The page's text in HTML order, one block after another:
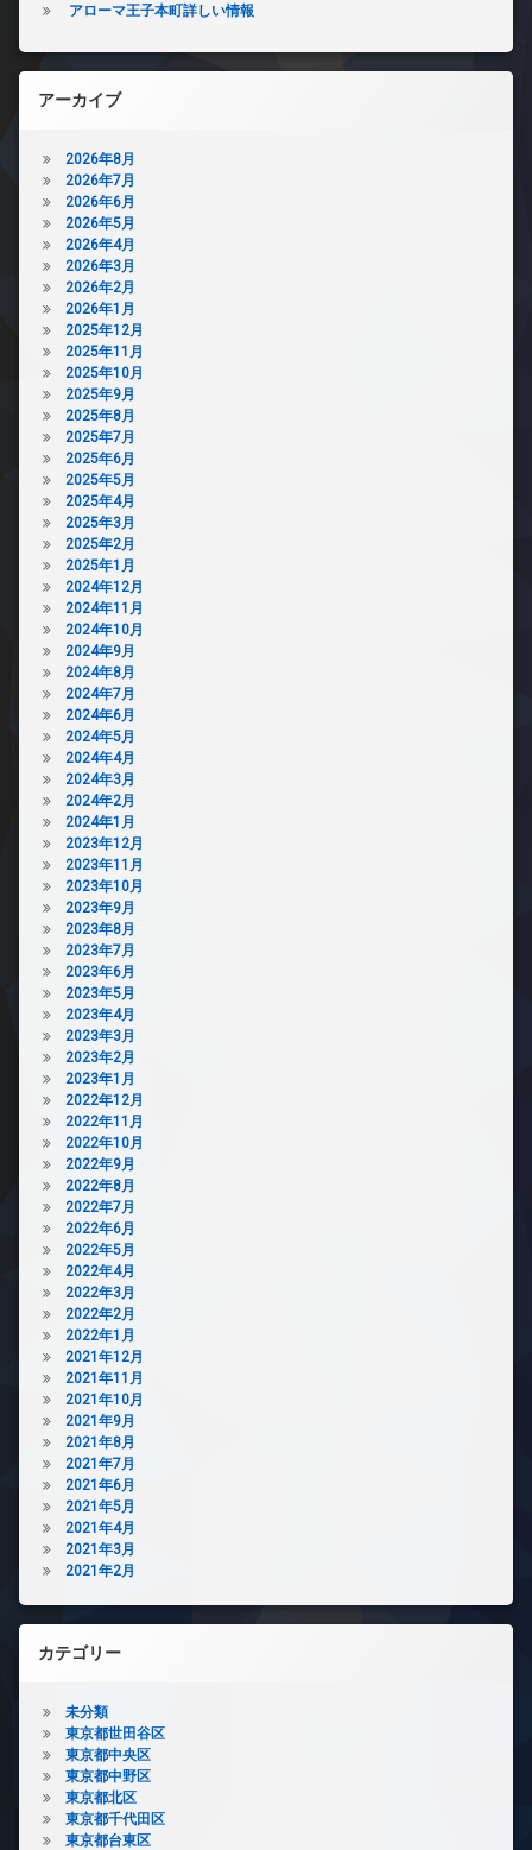
アローマ王子本町詳しい情報
アーカイブ
2026年8月
2026年7月
2026年6月
2026年5月
2026年4月
2026年3月
2026年2月
2026年1月
2025年12月
2025年11月
2025年10月
2025年9月
2025年8月
2025年7月
2025年6月
2025年5月
2025年4月
2025年3月
2025年2月
2025年1月
2024年12月
2024年11月
2024年10月
2024年9月
2024年8月
2024年7月
2024年6月
2024年5月
2024年4月
2024年3月
2024年2月
2024年1月
2023年12月
2023年11月
2023年10月
2023年9月
2023年8月
2023年7月
2023年6月
2023年5月
2023年4月
2023年3月
2023年2月
2023年1月
2022年12月
2022年11月
2022年10月
2022年9月
2022年8月
2022年7月
2022年6月
2022年5月
2022年4月
2022年3月
2022年2月
2022年1月
2021年12月
2021年11月
2021年10月
2021年9月
2021年8月
2021年7月
2021年6月
2021年5月
2021年4月
2021年3月
2021年2月
カテゴリー
未分類
東京都世田谷区
東京都中央区
東京都中野区
東京都北区
東京都千代田区
東京都台東区